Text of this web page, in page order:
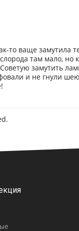
то ваще замутила
там мало, но
замутить
и не гнули